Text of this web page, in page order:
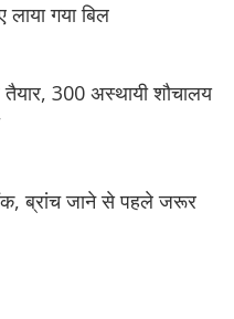
गया बिल
तैयार, 300 अस्थायी शौचालय
ब्रांच जाने से पहले जरूर